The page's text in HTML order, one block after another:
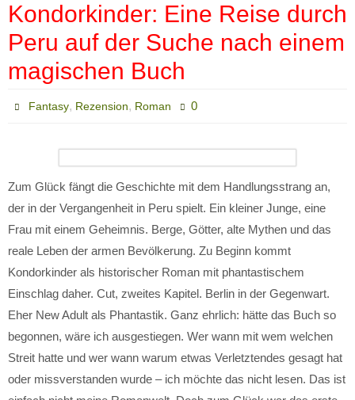
Kondorkinder: Eine Reise durch
Peru auf der Suche nach einem
magischen Buch
Fantasy, Rezension, Roman 0
Zum Glück fängt die Geschichte mit dem Handlungsstrang an,
der in der Vergangenheit in Peru spielt. Ein kleiner Junge, eine
Frau mit einem Geheimnis. Berge, Götter, alte Mythen und das
reale Leben der armen Bevölkerung. Zu Beginn kommt
Kondorkinder als historischer Roman mit phantastischem
Einschlag daher. Cut, zweites Kapitel. Berlin in der Gegenwart.
Eher New Adult als Phantastik. Ganz ehrlich: hätte das Buch so
begonnen, wäre ich ausgestiegen. Wer wann mit wem welchen
Streit hatte und wer wann warum etwas Verletztendes gesagt hat
oder missverstanden wurde – ich möchte das nicht lesen. Das ist